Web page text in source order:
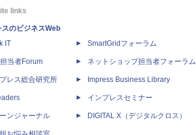
links
スのビジネスWeb
IT
当者Forum
レス総合研究所
ンジャーナル
SmartGridフォーラム
ネットショップ担当者フォーラム
Impress Business Library
インプレスセミナー
DIGITAL X（デジタルクロス）